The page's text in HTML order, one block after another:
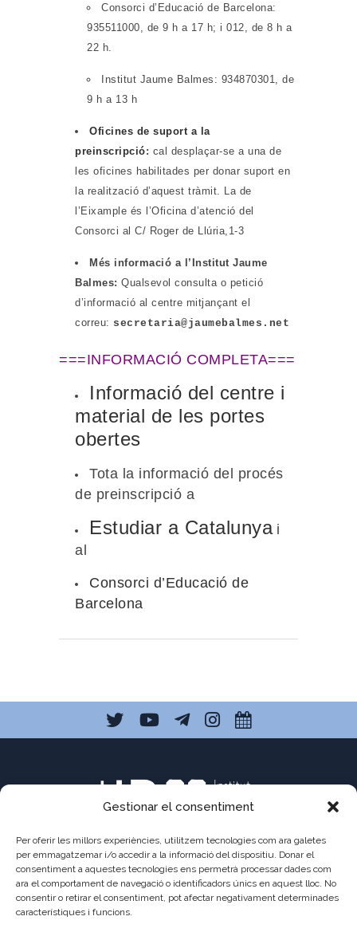
Gestionar el consentiment
Per oferir les millors experiències, utilitzem tecnologies com ara galetes
per emmagatzemar i/o accedir a la informació del dispositiu. Donar el
consentiment a aquestes tecnologies ens permetrà processar dades com
ara el comportament de navegació o identificadors únics en aquest lloc. No
consentir o retirar el consentiment, pot afectar negativament determinades
característiques i funcions.
Consorci d’Educació de Barcelona:
935511000, de 9 h a 17 h; i 012, de 8 h a
22 h.
Institut Jaume Balmes: 934870301, de
9 h a 13 h
Oficines de suport a la
preinscripció: cal desplaçar-se a una de
les oficines habilitades per donar suport en
la realització d’aquest tràmit. La de
l’Eixample és l’Oficina d’atenció del
Consorci al C/ Roger de Llúria,1-3
Més informació a l’Institut Jaume
Balmes: Qualsevol consulta o petició
d’informació al centre mitjançant el
correu: secretaria@jaumebalmes.net
===INFORMACIÓ COMPLETA===
Informació del centre i
material de les portes
obertes
Tota la informació del procés
de preinscripció a
Estudiar a Catalunya i
al
Consorci d’Educació de
Barcelona
C/ Pau Claris 121
08009 Barcelona